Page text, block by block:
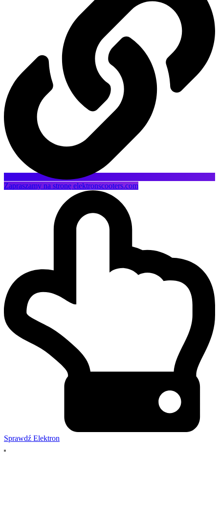
Zapraszamy na stronę elektronscooters.com
Sprawdź Elektron